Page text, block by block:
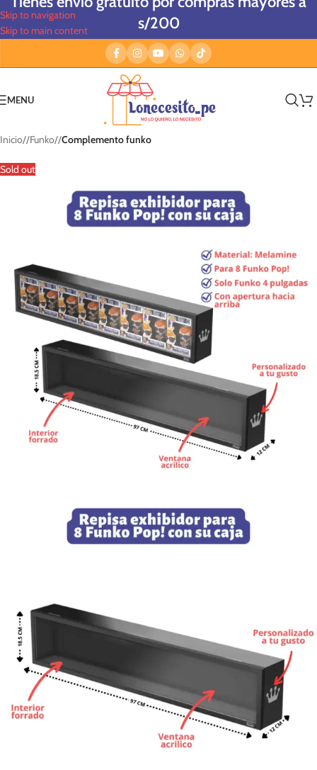
Skip to navigation
Skip to main content
s/200
MENU
Inicio/ Funko/ Complemento funko
Sold out